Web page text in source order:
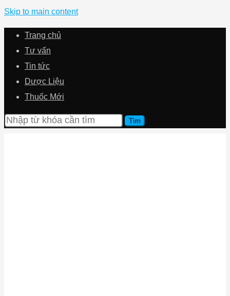
Skip to main content
Trang chủ
Tư vấn
Tin tức
Dược Liệu
Thuốc Mới